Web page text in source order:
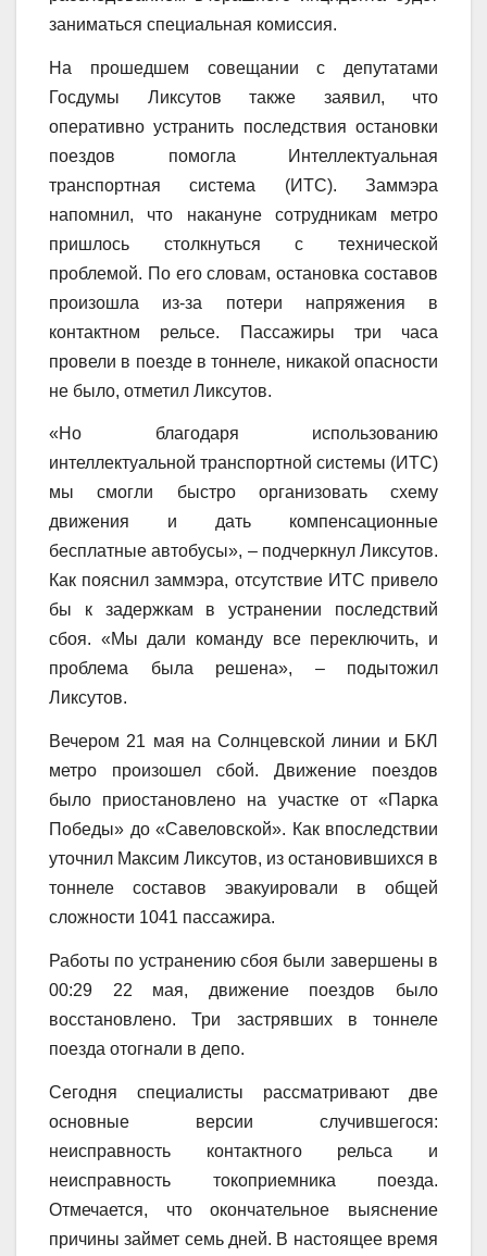
заниматься специальная комиссия.
На прошедшем совещании с депутатами
Госдумы Ликсутов также заявил, что
оперативно устранить последствия остановки
поездов помогла Интеллектуальная
транспортная система (ИТС). Заммэра
напомнил, что накануне сотрудникам метро
пришлось столкнуться с технической
проблемой. По его словам, остановка составов
произошла из-за потери напряжения в
контактном рельсе. Пассажиры три часа
провели в поезде в тоннеле, никакой опасности
не было, отметил Ликсутов.
«Но благодаря использованию
интеллектуальной транспортной системы (ИТС)
мы смогли быстро организовать схему
движения и дать компенсационные
бесплатные автобусы», – подчеркнул Ликсутов.
Как пояснил заммэра, отсутствие ИТС привело
бы к задержкам в устранении последствий
сбоя. «Мы дали команду все переключить, и
проблема была решена», – подытожил
Ликсутов.
Вечером 21 мая на Солнцевской линии и БКЛ
метро произошел сбой. Движение поездов
было приостановлено на участке от «Парка
Победы» до «Савеловской». Как впоследствии
уточнил Максим Ликсутов, из остановившихся в
тоннеле составов эвакуировали в общей
сложности 1041 пассажира.
Работы по устранению сбоя были завершены в
00:29 22 мая, движение поездов было
восстановлено. Три застрявших в тоннеле
поезда отогнали в депо.
Сегодня специалисты рассматривают две
основные версии случившегося:
неисправность контактного рельса и
неисправность токоприемника поезда.
Отмечается, что окончательное выяснение
причины займет семь дней. В настоящее время